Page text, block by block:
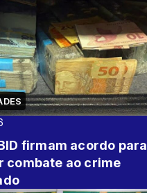
firmam acordo para
combate ao crime